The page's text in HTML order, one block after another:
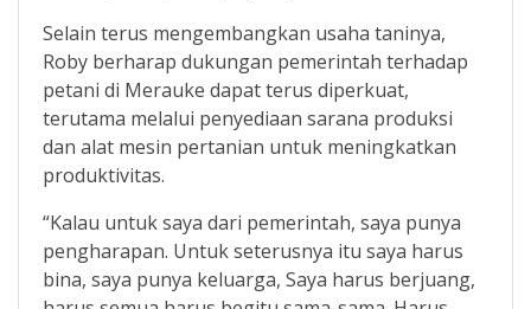
Selain terus mengembangkan usaha taninya,
Roby berharap dukungan pemerintah terhadap
petani di Merauke dapat terus diperkuat,
terutama melalui penyediaan sarana produksi
dan alat mesin pertanian untuk meningkatkan
produktivitas.
“Kalau untuk saya dari pemerintah, saya punya
pengharapan. Untuk seterusnya itu saya harus
bina, saya punya keluarga, Saya harus berjuang,